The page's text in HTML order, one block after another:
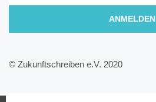
ANMELDEN
© Zukunftschreiben e.V. 2020